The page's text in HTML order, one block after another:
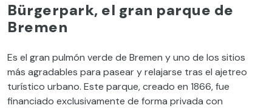
Bürgerpark, el gran parque de
Bremen
Es el gran pulmón verde de Bremen y uno de los sitios
más agradables para pasear y relajarse tras el ajetreo
turístico urbano. Este parque, creado en 1866, fue
financiado exclusivamente de forma privada con